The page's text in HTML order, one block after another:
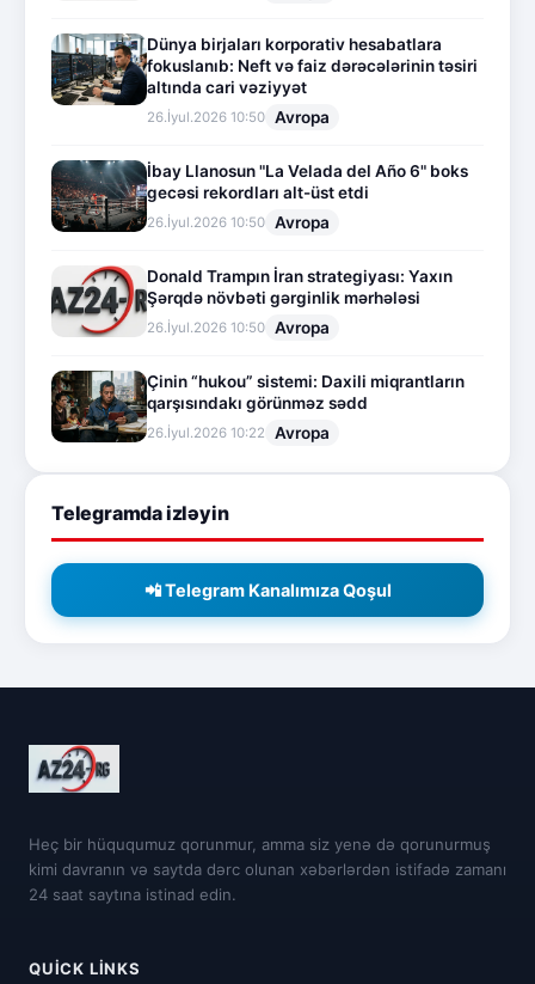
Dünya birjaları korporativ hesabatlara
fokuslanıb: Neft və faiz dərəcələrinin təsiri
altında cari vəziyyət
26.İyul.2026 10:50 Avropa
İbay Llanosun "La Velada del Año 6" boks
gecəsi rekordları alt-üst etdi
26.İyul.2026 10:50 Avropa
Donald Trampın İran strategiyası: Yaxın
Şərqdə növbəti gərginlik mərhələsi
26.İyul.2026 10:50 Avropa
Çinin “hukou” sistemi: Daxili miqrantların
qarşısındakı görünməz sədd
26.İyul.2026 10:22 Avropa
Telegramda izləyin
📲 Telegram Kanalımıza Qoşul
Heç bir hüququmuz qorunmur, amma siz yenə də qorunurmuş
kimi davranın və saytda dərc olunan xəbərlərdən istifadə zamanı
24 saat saytına istinad edin.
QUICK LINKS